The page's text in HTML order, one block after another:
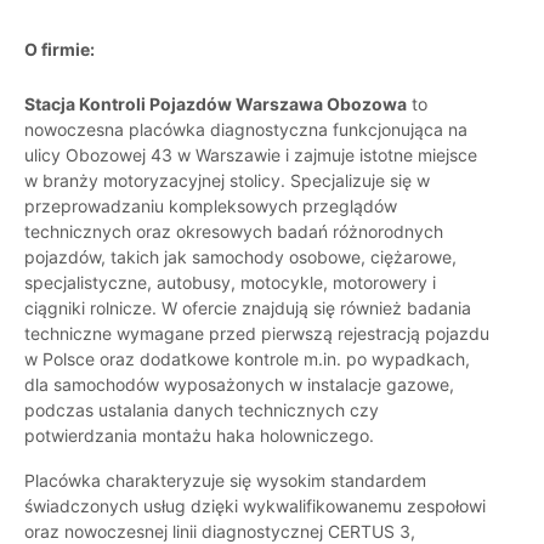
O firmie:
Stacja Kontroli Pojazdów Warszawa Obozowa to
nowoczesna placówka diagnostyczna funkcjonująca na
ulicy Obozowej 43 w Warszawie i zajmuje istotne miejsce
w branży motoryzacyjnej stolicy. Specjalizuje się w
przeprowadzaniu kompleksowych przeglądów
technicznych oraz okresowych badań różnorodnych
pojazdów, takich jak samochody osobowe, ciężarowe,
specjalistyczne, autobusy, motocykle, motorowery i
ciągniki rolnicze. W ofercie znajdują się również badania
techniczne wymagane przed pierwszą rejestracją pojazdu
w Polsce oraz dodatkowe kontrole m.in. po wypadkach,
dla samochodów wyposażonych w instalacje gazowe,
podczas ustalania danych technicznych czy
potwierdzania montażu haka holowniczego.
Placówka charakteryzuje się wysokim standardem
świadczonych usług dzięki wykwalifikowanemu zespołowi
oraz nowoczesnej linii diagnostycznej CERTUS 3,